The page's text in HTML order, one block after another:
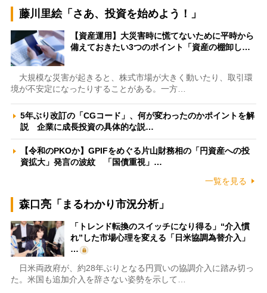
藤川里絵「さあ、投資を始めよう！」
【資産運用】大災害時に慌てないために平時から
備えておきたい3つのポイント「資産の棚卸し…
大規模な災害が起きると、株式市場が大きく動いたり、取引環
境が不安定になったりすることがある。一方…
5年ぶり改訂の「CGコード」、何が変わったのかポイントを解
説 企業に成長投資の具体的な説…
【令和のPKOか】GPIFをめぐる片山財務相の「円資産への投
資拡大」発言の波紋 「国債重視」…
一覧を見る
森口亮「まるわかり市況分析」
「トレンド転換のスイッチになり得る」“介入慣
れ”した市場心理を変える「日米協調為替介入」
…
日米両政府が、約28年ぶりとなる円買いの協調介入に踏み切っ
た。米国も追加介入を辞さない姿勢を示して…